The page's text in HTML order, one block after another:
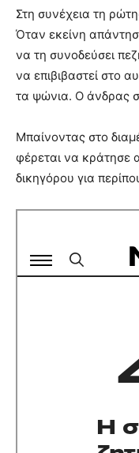
Στη συνέχεια τη
Όταν εκείνη
να τη συνοδεύσει
να επιβιβαστεί στο
τα ψώνια. Ο άνδρας
Μπαίνοντας στο
φέρεται να κράτησε
δικηγόρου για